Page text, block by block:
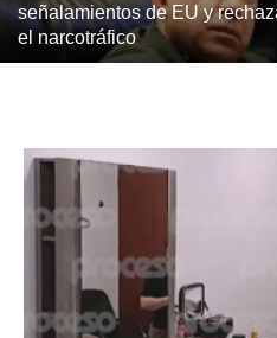
señalamientos de EU y
el narcotráfico